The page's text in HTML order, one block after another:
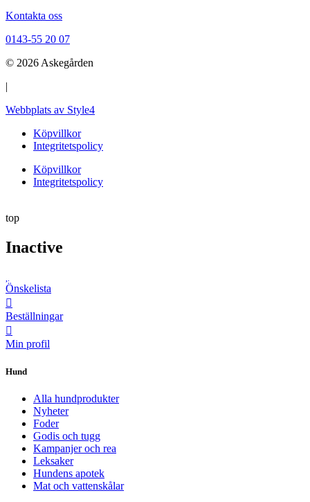
Kontakta oss
0143-55 20 07
© 2026 Askegården
|
Webbplats av Style4
Köpvillkor
Integritetspolicy
Köpvillkor
Integritetspolicy
top
Inactive
Önskelista
Beställningar
Min profil
Hund
Alla hundprodukter
Nyheter
Foder
Godis och tugg
Kampanjer och rea
Leksaker
Hundens apotek
Mat och vattenskålar